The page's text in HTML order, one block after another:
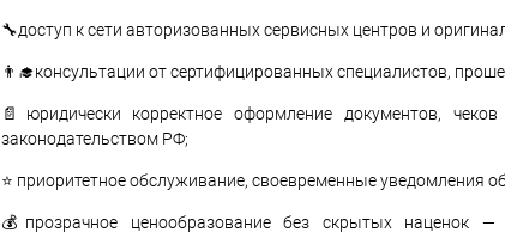
🔧доступ к сети авторизованных сервисных центров и
👨‍🎓консультации от сертифицированных специалистов,
📄юридически корректное оформление документов,
законодательством РФ;
⭐ приоритетное обслуживание, своевременные уведомления
💰прозрачное ценообразование без скрытых наценок —